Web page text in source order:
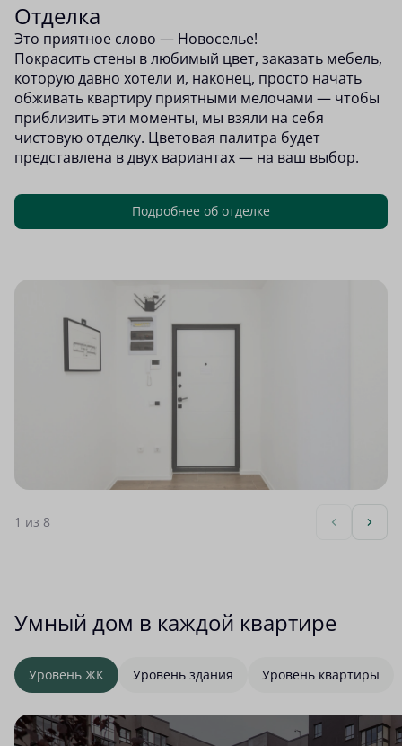
Отделка
Это приятное слово — Новоселье!
Покрасить стены в любимый цвет, заказать мебель,
которую давно хотели и, наконец, просто начать
обживать квартиру приятными мелочами — чтобы
приблизить эти моменты, мы взяли на себя
чистовую отделку. Цветовая палитра будет
представлена в двух вариантах — на ваш выбор.
Подробнее об отделке
1 из 8
Умный дом в каждой квартире
Уровень ЖК Уровень здания Уровень квартиры